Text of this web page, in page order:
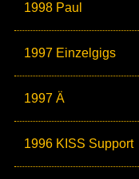
1998 Paul
1997 Einzelgigs
1997 Ä
1996 KISS Support